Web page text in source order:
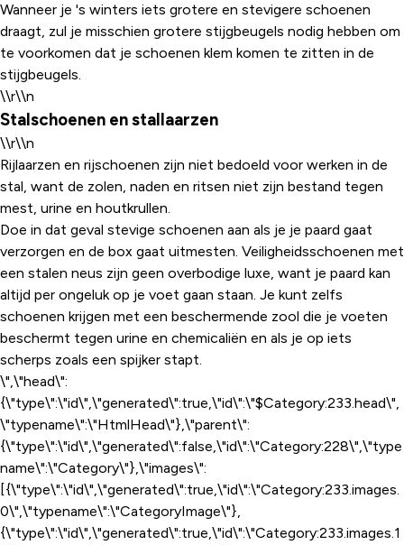
Wanneer je 's winters iets grotere en stevigere schoenen
draagt, zul je misschien grotere stijgbeugels nodig hebben om
te voorkomen dat je schoenen klem komen te zitten in de
stijgbeugels.
\\r\\n
Stalschoenen en stallaarzen
\\r\\n
Rijlaarzen en rijschoenen zijn niet bedoeld voor werken in de
stal, want de zolen, naden en ritsen niet zijn bestand tegen
mest, urine en houtkrullen.
Doe in dat geval stevige schoenen aan als je je paard gaat
verzorgen en de box gaat uitmesten. Veiligheidsschoenen met
een stalen neus zijn geen overbodige luxe, want je paard kan
altijd per ongeluk op je voet gaan staan. Je kunt zelfs
schoenen krijgen met een beschermende zool die je voeten
beschermt tegen urine en chemicaliën en als je op iets
scherps zoals een spijker stapt.
\",\"head\":
{\"type\":\"id\",\"generated\":true,\"id\":\"$Category:233.head\",
\"typename\":\"HtmlHead\"},\"parent\":
{\"type\":\"id\",\"generated\":false,\"id\":\"Category:228\",\"type
name\":\"Category\"},\"images\":
[{\"type\":\"id\",\"generated\":true,\"id\":\"Category:233.images.
0\",\"typename\":\"CategoryImage\"},
{\"type\":\"id\",\"generated\":true,\"id\":\"Category:233.images.1